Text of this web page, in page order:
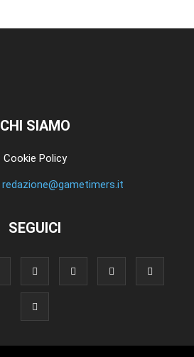
CHI SIAMO
Cookie Policy
redazione@gametimers.it
SEGUICI